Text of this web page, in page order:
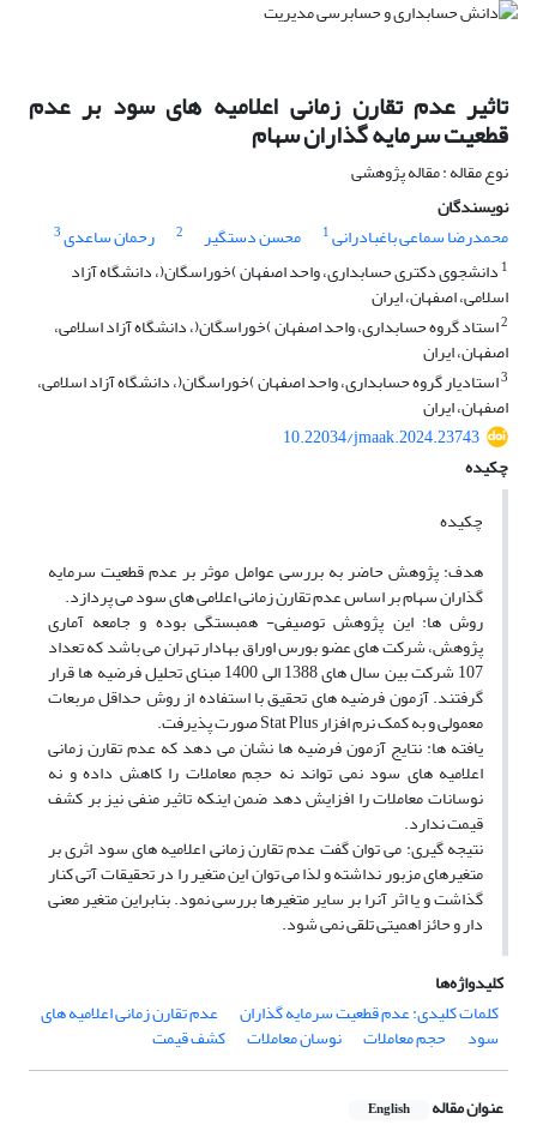
تاثیر عدم تقارن زمانی اعلامیه های سود بر عدم
قطعیت سرمایه گذاران سهام
نوع مقاله : مقاله پژوهشی
نویسندگان
محمدرضا سماعی باغبادرانی1 محسن دستگیر 2 رحمان ساعدی3
1 دانشجوی دکتری حسابداری، واحد اصفهان )خوراسگان(، دانشگاه آزاد
اسلامی، اصفهان، ایران
2استاد گروه حسابداری، واحد اصفهان )خوراسگان(، دانشگاه آزاد اسلامی،
اصفهان، ایران
3استادیار گروه حسابداری، واحد اصفهان )خوراسگان(، دانشگاه آزاد اسلامی،
اصفهان، ایران
10.22034/jmaak.2024.23743
چکیده
چکیده
هدف: پژوهش حاضر به بررسی عوامل موثر بر عدم قطعیت سرمایه
گذاران سهام بر اساس عدم تقارن زمانی اعلامی های سود می پردازد.
روش ها: این پژوهش توصیفی- همبستگی بوده و جامعه آماری
پژوهش، شرکت های عضو بورس اوراق بهادار تهران می باشد که تعداد
107 شرکت بین سال های 1388 الی 1400 مبنای تحلیل فرضیه ها قرار
گرفتند. آزمون فرضیه های تحقیق با استفاده از روش حداقل مربعات
معمولی و به کمک نرم افزار Stat Plus صورت پذیرفت.
یافته ها: نتایج آزمون فرضیه ها نشان می دهد که عدم تقارن زمانی
اعلامیه های سود نمی تواند نه حجم معاملات را کاهش داده و نه
نوسانات معاملات را افزایش دهد ضمن اینکه تاثیر منفی نیز بر کشف
قیمت ندارد.
نتیجه گیری: می توان گفت عدم تقارن زمانی اعلامیه های سود اثری بر
متغیرهای مزبور نداشته و لذا می توان این متغیر را در تحقیقات آتی کنار
گذاشت و یا اثر آنرا بر سایر متغیرها بررسی نمود. بنابراین متغیر معنی
دار و حائز اهمیتی تلقی نمی شود.
کلیدواژه‌ها
کلمات کلیدی: عدم قطعیت سرمایه گذاران
عدم تقارن زمانی اعلامیه های
سود حجم معاملات نوسان معاملات کشف قیمت
عنوان مقاله English